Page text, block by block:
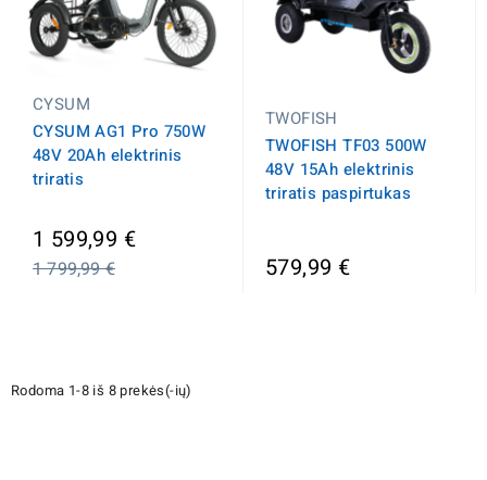
CYSUM
CYSUM AG1 Pro 750W
48V 20Ah elektrinis
triratis
1 599,99 €Įprasta
1 799,99 €
TWOFISH
TWOFISH TF03 500W
48V 15Ah elektrinis
triratis paspirtukas
579,99 €
Rodoma 1-8 iš 8 prekės(-ių)